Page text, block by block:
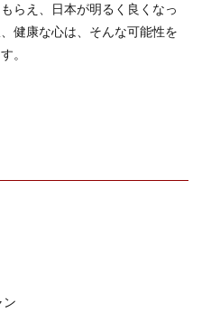
らえ、日本が明るく良くなっ
健康な心は、そんな可能性を
。
ン